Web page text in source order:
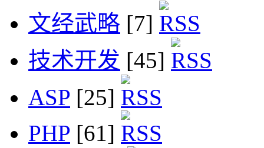
文经武略 [7]
技术开发 [45]
ASP [25]
PHP [61]